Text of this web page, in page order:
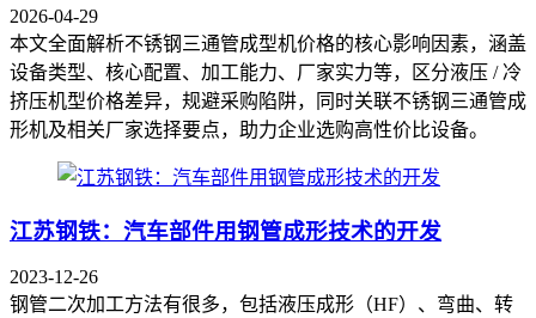
2026-04-29
本文全面解析不锈钢三通管成型机价格的核心影响因素，涵盖
设备类型、核心配置、加工能力、厂家实力等，区分液压 / 冷
挤压机型价格差异，规避采购陷阱，同时关联不锈钢三通管成
形机及相关厂家选择要点，助力企业选购高性价比设备。
江苏钢铁：汽车部件用钢管成形技术的开发
2023-12-26
钢管二次加工方法有很多，包括液压成形（HF）、弯曲、转